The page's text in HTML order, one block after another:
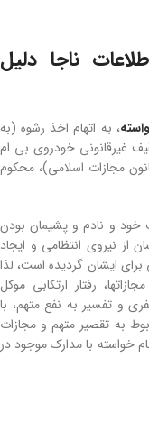
ناجا دلیل
، به اتهام اخذ رشوه (به
توقیف غیرقانونی خودروی بی ام
رعایت قواعد تعدّد معنوی موضوع ماده 131 قانون مجازات اسلامی)، محکوم
خود و نادم و پشیمان بودن
نیروی انتظامی و ایجاد
ایشان گردیده است، لذا
رفتار ارتکابی موکل
و تفسیر به نفع متهم، با
به تقصیر متهم و مجازات
خواسته با مدارک موجود در